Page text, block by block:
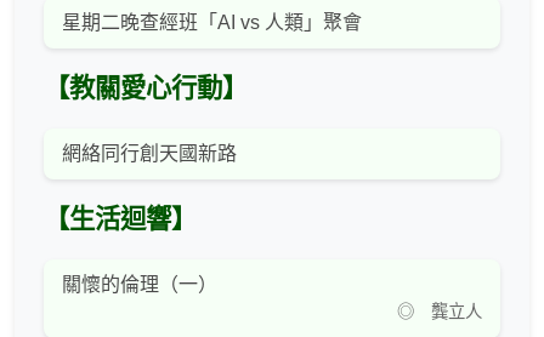
星期二晚查經班「AI vs 人類」聚會
【教關愛心行動】
網絡同行創天國新路
【生活迴響】
關懷的倫理（一）
◎ 龔立人